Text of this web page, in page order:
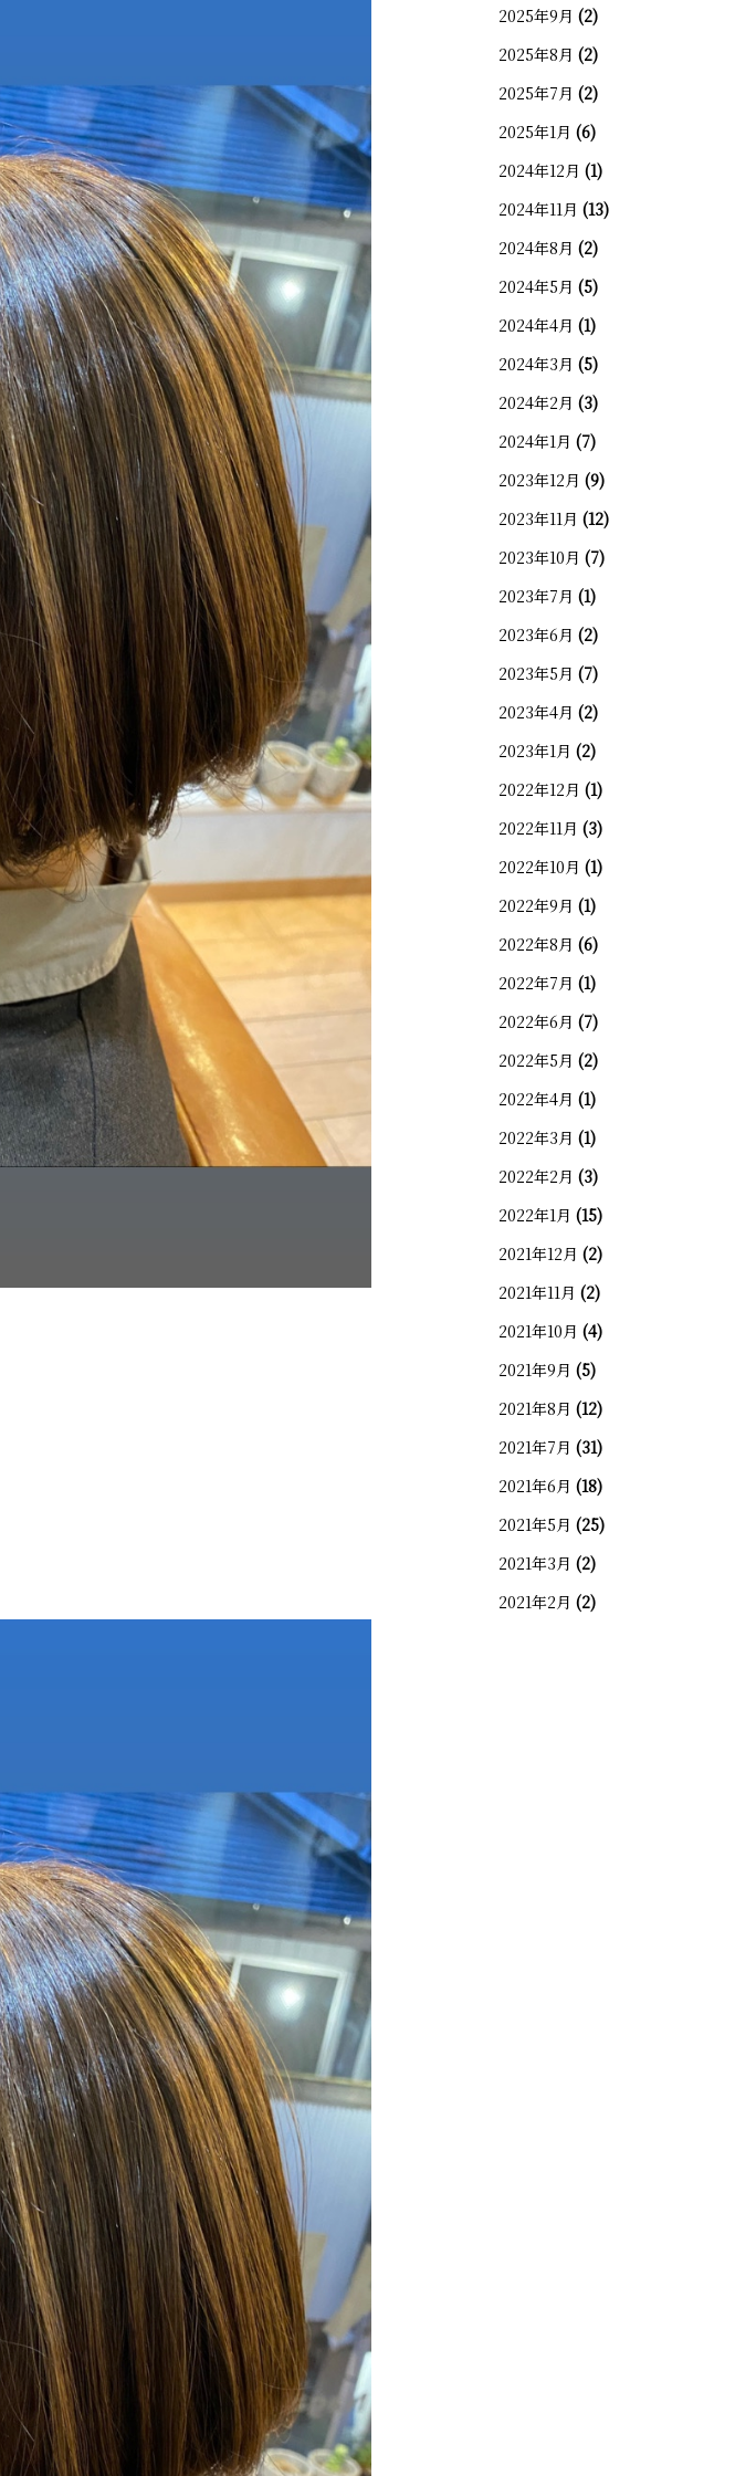
2025年9月 (2)
2025年8月 (2)
2025年7月 (2)
2025年1月 (6)
2024年12月 (1)
2024年11月 (13)
2024年8月 (2)
2024年5月 (5)
2024年4月 (1)
2024年3月 (5)
2024年2月 (3)
2024年1月 (7)
2023年12月 (9)
2023年11月 (12)
2023年10月 (7)
2023年7月 (1)
2023年6月 (2)
2023年5月 (7)
2023年4月 (2)
2023年1月 (2)
2022年12月 (1)
2022年11月 (3)
2022年10月 (1)
2022年9月 (1)
2022年8月 (6)
2022年7月 (1)
2022年6月 (7)
2022年5月 (2)
2022年4月 (1)
2022年3月 (1)
2022年2月 (3)
2022年1月 (15)
2021年12月 (2)
2021年11月 (2)
2021年10月 (4)
2021年9月 (5)
2021年8月 (12)
2021年7月 (31)
2021年6月 (18)
2021年5月 (25)
2021年3月 (2)
2021年2月 (2)